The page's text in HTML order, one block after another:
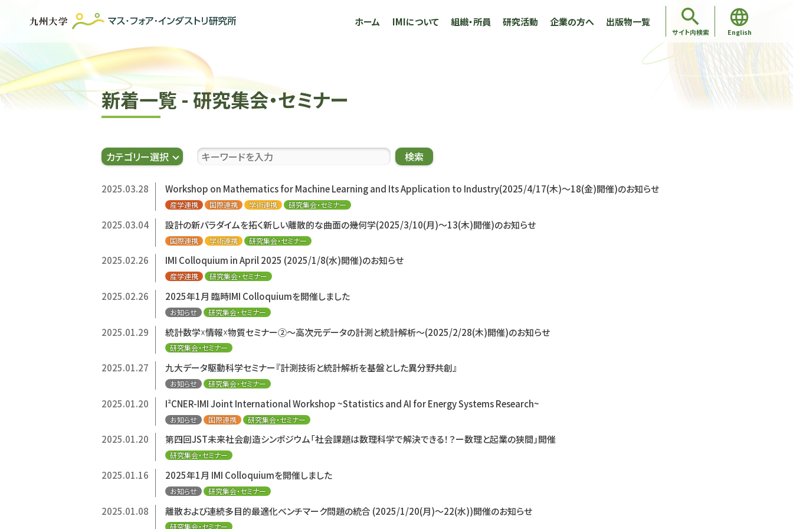
ホーム IMIについて 組織・所員 研究活動 企業の方へ 出版物一覧
サイト内検索 English
新着一覧 - 研究集会・セミナー
カテゴリー選択 検索
2025.03.28 Workshop on Mathematics for Machine Learning and Its Application to Industry(2025/4/17(木)〜18(金)開催)のお知らせ
産学連携 国際連携 学術連携 研究集会・セミナー
2025.03.04 設計の新パラダイムを拓く新しい離散的な曲面の幾何学(2025/3/10(月)～13(木)開催)のお知らせ
国際連携 学術連携 研究集会・セミナー
2025.02.26 IMI Colloquium in April 2025 (2025/1/8(水)開催)のお知らせ
産学連携 研究集会・セミナー
2025.02.26 2025年1月 臨時IMI Colloquiumを開催しました
お知らせ 研究集会・セミナー
2025.01.29 統計数学☓情報☓物質セミナー②〜高次元データの計測と統計解析～(2025/2/28(木)開催)のお知らせ
研究集会・セミナー
2025.01.27 九大データ駆動科学セミナー『計測技術と統計解析を基盤とした異分野共創』
お知らせ 研究集会・セミナー
2025.01.20 I²CNER-IMI Joint International Workshop ~Statistics and AI for Energy Systems Research~
お知らせ 国際連携 研究集会・セミナー
2025.01.20 第四回JST未来社会創造シンポジウム「社会課題は数理科学で解決できる！？ー数理と起業の狭間」開催
研究集会・セミナー
2025.01.16 2025年1月 IMI Colloquiumを開催しました
お知らせ 研究集会・セミナー
2025.01.08 離散および連続多目的最適化ベンチマーク問題の統合 (2025/1/20(月)～22(水))開催のお知らせ
研究集会・セミナー